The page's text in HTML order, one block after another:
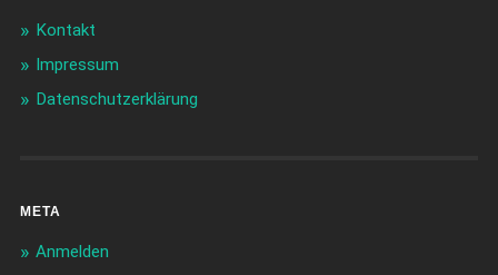
Kontakt
Impressum
Datenschutzerklärung
META
Anmelden